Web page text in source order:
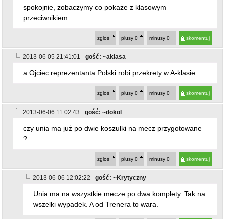
spokojnie, zobaczymy co pokaże z klasowym
przeciwnikiem
skomentuj
minusy 0
plusy 0
zgłoś
2013-06-05 21:41:01 gość: ~aklasa
a Ojciec reprezentanta Polski robi przekrety w A-klasie
skomentuj
minusy 0
plusy 0
zgłoś
2013-06-06 11:02:43 gość: ~dokol
czy unia ma już po dwie koszulki na mecz przygotowane
?
skomentuj
minusy 0
plusy 0
zgłoś
2013-06-06 12:02:22 gość: ~Krytyczny
Unia ma na wszystkie mecze po dwa komplety. Tak na
wszelki wypadek. A od Trenera to wara.